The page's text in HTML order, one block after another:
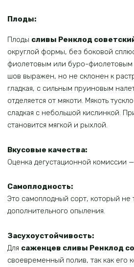
Плоды:
Плоды сливы Ренклод
округлой формы, без боковой
фиолетовым или буро-
шов выражен, но не склонен к
гладкая, с сильным пруиновым
отделяется от мякоти. Мякоть
сладкая с небольшой кислинкой.
становится мягкой и рыхлой.
Вкусовые качества:
Оценка дегустационной комиссии
Самоплодность:
Это самоплодный сорт, который не
дополнительного опыления.
Засухоустойчивость:
Для саженцев сливы Ренклод
своевременный полив, так как его